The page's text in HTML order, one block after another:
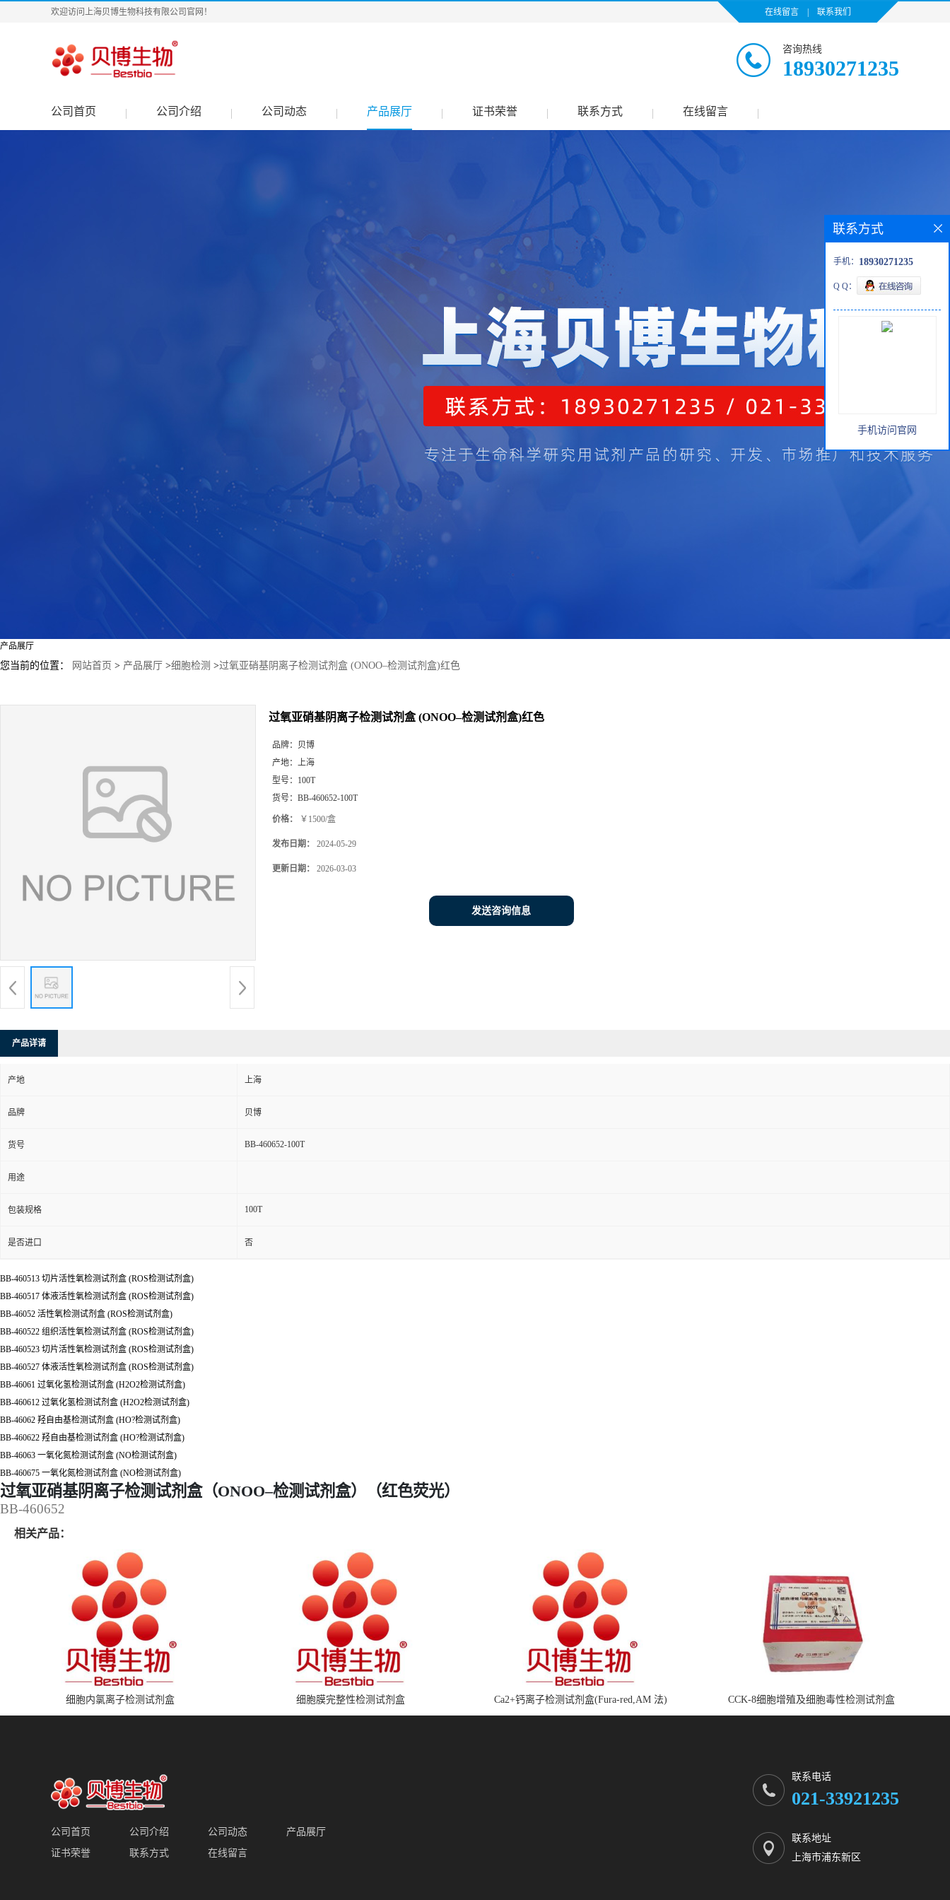
欢迎访问上海贝博生物科技有限公司官网！ 在线留言 联系我们
咨询热线
18930271235
公司首页 公司介绍 公司动态 产品展厅 证书荣誉 联系方式 在线留言
产品展厅
您当前的位置： 网站首页 > 产品展厅 >细胞检测 >过氧亚硝基阴离子检测试剂盒 (ONOO–检测试剂盒)红色
过氧亚硝基阴离子检测试剂盒 (ONOO–检测试剂盒)红色
品牌： 贝博
产地： 上海
型号： 100T
货号： BB-460652-100T
价格： ￥1500/盒
发布日期： 2024-05-29
更新日期： 2026-03-03
发送咨询信息
产品详请
产地 上海
品牌 贝博
货号 BB-460652-100T
用途
包装规格 100T
是否进口 否
BB-460513 切片活性氧检测试剂盒 (ROS检测试剂盒)
BB-460517 体液活性氧检测试剂盒 (ROS检测试剂盒)
BB-46052 活性氧检测试剂盒 (ROS检测试剂盒)
BB-460522 组织活性氧检测试剂盒 (ROS检测试剂盒)
BB-460523 切片活性氧检测试剂盒 (ROS检测试剂盒)
BB-460527 体液活性氧检测试剂盒 (ROS检测试剂盒)
BB-46061 过氧化氢检测试剂盒 (H2O2检测试剂盒)
BB-460612 过氧化氢检测试剂盒 (H2O2检测试剂盒)
BB-46062 羟自由基检测试剂盒 (HO?检测试剂盒)
BB-460622 羟自由基检测试剂盒 (HO?检测试剂盒)
BB-46063 一氧化氮检测试剂盒 (NO检测试剂盒)
BB-460675 一氧化氮检测试剂盒 (NO检测试剂盒)
过氧亚硝基阴离子检测试剂盒（ONOO–检测试剂盒）（红色荧光）
BB-460652
相关产品：
细胞内氯离子检测试剂盒 细胞膜完整性检测试剂盒 Ca2+钙离子检测试剂盒(Fura-red,AM 法) CCK-8细胞增殖及细胞毒性检测试剂盒
联系方式
手机： 18930271235
Q Q：
手机访问官网
公司首页 公司介绍 公司动态
产品展厅
证书荣誉
联系方式 在线留言
联系电话
021-33921235
联系地址
上海市浦东新区